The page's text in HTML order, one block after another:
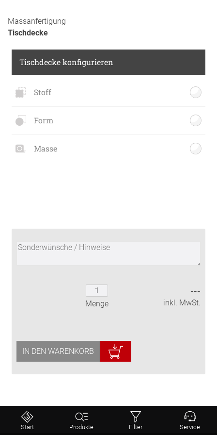
Massanfertigung
Tischdecke
Tischdecke konfigurieren
Stoff
Form
Masse
Menge
---
inkl. MwSt.
IN DEN WARENKORB
Start Produkte Filter Service